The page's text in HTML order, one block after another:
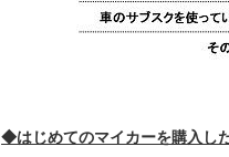
◆はじめてのマイカーを購入し